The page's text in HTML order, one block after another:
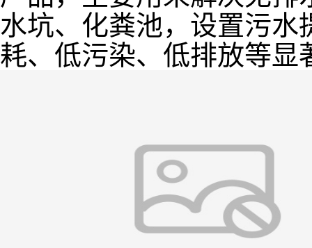
水坑、化粪池，设置污水
耗、低污染、低排放等显